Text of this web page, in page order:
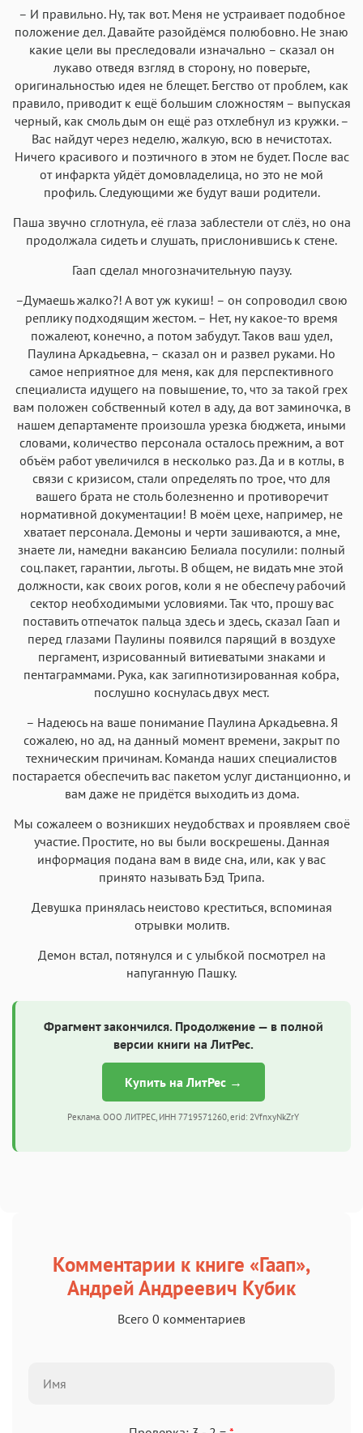
– И правильно. Ну, так вот. Меня не устраивает подобное
положение дел. Давайте разойдёмся полюбовно. Не знаю
какие цели вы преследовали изначально – сказал он
лукаво отведя взгляд в сторону, но поверьте,
оригинальностью идея не блещет. Бегство от проблем, как
правило, приводит к ещё большим сложностям – выпуская
черный, как смоль дым он ещё раз отхлебнул из кружки. –
Вас найдут через неделю, жалкую, всю в нечистотах.
Ничего красивого и поэтичного в этом не будет. После вас
от инфаркта уйдёт домовладелица, но это не мой
профиль. Следующими же будут ваши родители.
Паша звучно сглотнула, её глаза заблестели от слёз, но она
продолжала сидеть и слушать, прислонившись к стене.
Гаап сделал многозначительную паузу.
–Думаешь жалко?! А вот уж кукиш! – он сопроводил свою
реплику подходящим жестом. – Нет, ну какое-то время
пожалеют, конечно, а потом забудут. Таков ваш удел,
Паулина Аркадьевна, – сказал он и развел руками. Но
самое неприятное для меня, как для перспективного
специалиста идущего на повышение, то, что за такой грех
вам положен собственный котел в аду, да вот заминочка, в
нашем департаменте произошла урезка бюджета, иными
словами, количество персонала осталось прежним, а вот
объём работ увеличился в несколько раз. Да и в котлы, в
связи с кризисом, стали определять по трое, что для
вашего брата не столь болезненно и противоречит
нормативной документации! В моём цехе, например, не
хватает персонала. Демоны и черти зашиваются, а мне,
знаете ли, намедни вакансию Белиала посулили: полный
соц.пакет, гарантии, льготы. В общем, не видать мне этой
должности, как своих рогов, коли я не обеспечу рабочий
сектор необходимыми условиями. Так что, прошу вас
поставить отпечаток пальца здесь и здесь, сказал Гаап и
перед глазами Паулины появился парящий в воздухе
пергамент, изрисованный витиеватыми знаками и
пентаграммами. Рука, как загипнотизированная кобра,
послушно коснулась двух мест.
– Надеюсь на ваше понимание Паулина Аркадьевна. Я
сожалею, но ад, на данный момент времени, закрыт по
техническим причинам. Команда наших специалистов
постарается обеспечить вас пакетом услуг дистанционно, и
вам даже не придётся выходить из дома.
Мы сожалеем о возникших неудобствах и проявляем своё
участие. Простите, но вы были воскрешены. Данная
информация подана вам в виде сна, или, как у вас
принято называть Бэд Трипа.
Девушка принялась неистово креститься, вспоминая
отрывки молитв.
Демон встал, потянулся и с улыбкой посмотрел на
напуганную Пашку.
Фрагмент закончился. Продолжение — в полной
версии книги на ЛитРес.
Купить на ЛитРес →
Реклама. ООО ЛИТРЕС, ИНН 7719571260, erid: 2VfnxyNkZrY
Комментарии к книге «Гаап»,
Андрей Андреевич Кубик
Всего 0 комментариев